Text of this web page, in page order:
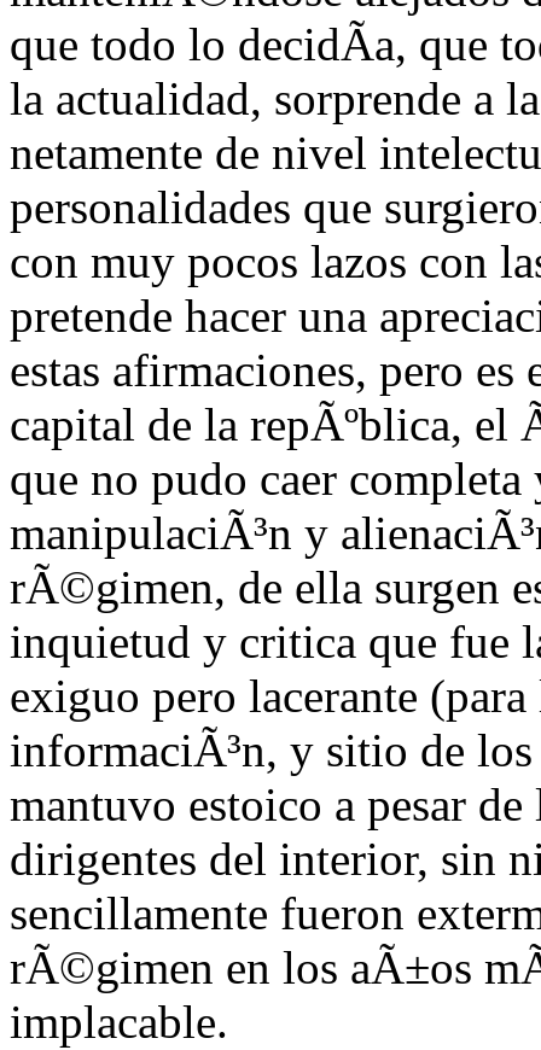
que todo lo decidÃ­a, que
la actualidad, sorprende a
netamente de nivel
personalidades que
con muy pocos lazos con
pretende hacer una
estas afirmaciones, pero
capital de la repÃºblica, el
que no pudo caer
manipulaciÃ³n y
rÃ©gimen, de ella surgen
inquietud y critica que fue
exiguo pero lacerante
informaciÃ³n, y sitio de los
mantuvo estoico a pesar
dirigentes del interior, sin
sencillamente fueron
rÃ©gimen en los aÃ±os
implacable.